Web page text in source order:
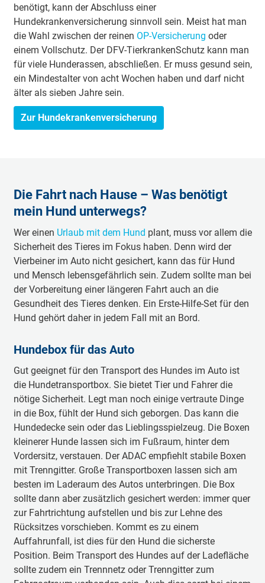
benötigt, kann der Abschluss einer
Hundekrankenversicherung sinnvoll sein. Meist hat man
die Wahl zwischen der reinen OP-Versicherung oder
einem Vollschutz. Der DFV-TierkrankenSchutz kann man
für viele Hunderassen, abschließen. Er muss gesund sein,
ein Mindestalter von acht Wochen haben und darf nicht
älter als sieben Jahre sein.
Zur Hundekrankenversicherung
Die Fahrt nach Hause – Was benötigt
mein Hund unterwegs?
Wer einen Urlaub mit dem Hund plant, muss vor allem die
Sicherheit des Tieres im Fokus haben. Denn wird der
Vierbeiner im Auto nicht gesichert, kann das für Hund
und Mensch lebensgefährlich sein. Zudem sollte man bei
der Vorbereitung einer längeren Fahrt auch an die
Gesundheit des Tieres denken. Ein Erste-Hilfe-Set für den
Hund gehört daher in jedem Fall mit an Bord.
Hundebox für das Auto
Gut geeignet für den Transport des Hundes im Auto ist
die Hundetransportbox. Sie bietet Tier und Fahrer die
nötige Sicherheit. Legt man noch einige vertraute Dinge
in die Box, fühlt der Hund sich geborgen. Das kann die
Hundedecke sein oder das Lieblingsspielzeug. Die Boxen
kleinerer Hunde lassen sich im Fußraum, hinter dem
Vordersitz, verstauen. Der ADAC empfiehlt stabile Boxen
mit Trenngitter. Große Transportboxen lassen sich am
besten im Laderaum des Autos unterbringen. Die Box
sollte dann aber zusätzlich gesichert werden: immer quer
zur Fahrtrichtung aufstellen und bis zur Lehne des
Rücksitzes vorschieben. Kommt es zu einem
Auffahrunfall, ist dies für den Hund die sicherste
Position. Beim Transport des Hundes auf der Ladefläche
sollte zudem ein Trennnetz oder Trenngitter zum